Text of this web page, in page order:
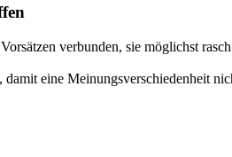
verbunden, sie möglichst
eine Meinungsverschiedenheit